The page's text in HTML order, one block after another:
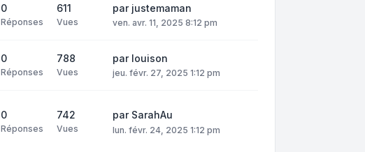
0
Réponses
611
Vues
par justemaman
ven. avr. 11, 2025 8:12 pm
0
Réponses
788
Vues
par louison
jeu. févr. 27, 2025 1:12 pm
0
Réponses
742
Vues
par SarahAu
lun. févr. 24, 2025 1:12 pm